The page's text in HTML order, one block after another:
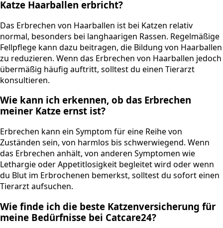
Katze Haarballen erbricht?
Das Erbrechen von Haarballen ist bei Katzen relativ
normal, besonders bei langhaarigen Rassen. Regelmäßige
Fellpflege kann dazu beitragen, die Bildung von Haarballen
zu reduzieren. Wenn das Erbrechen von Haarballen jedoch
übermäßig häufig auftritt, solltest du einen Tierarzt
konsultieren.
Wie kann ich erkennen, ob das Erbrechen
meiner Katze ernst ist?
Erbrechen kann ein Symptom für eine Reihe von
Zuständen sein, von harmlos bis schwerwiegend. Wenn
das Erbrechen anhält, von anderen Symptomen wie
Lethargie oder Appetitlosigkeit begleitet wird oder wenn
du Blut im Erbrochenen bemerkst, solltest du sofort einen
Tierarzt aufsuchen.
Wie finde ich die beste Katzenversicherung für
meine Bedürfnisse bei Catcare24?